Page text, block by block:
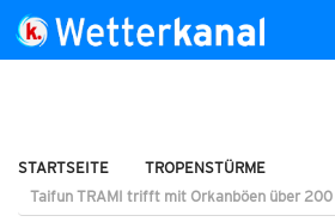
STARTSEITE
TROPENSTÜRME
Taifun TRAMI trifft mit Orkanböen über